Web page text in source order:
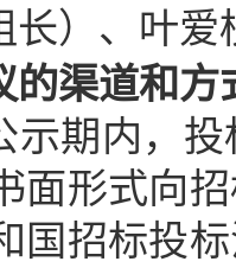
长）、 叶爱
的渠道和方
示期内，
面形式向
国招标投